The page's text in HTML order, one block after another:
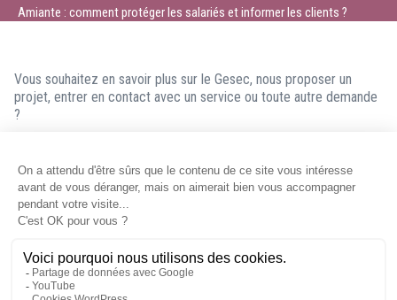
Amiante : comment protéger les salariés et informer les clients ?
Vous souhaitez en savoir plus sur le Gesec, nous proposer un
projet, entrer en contact avec un service ou toute autre demande
?
répondre dans les meilleurs délais.